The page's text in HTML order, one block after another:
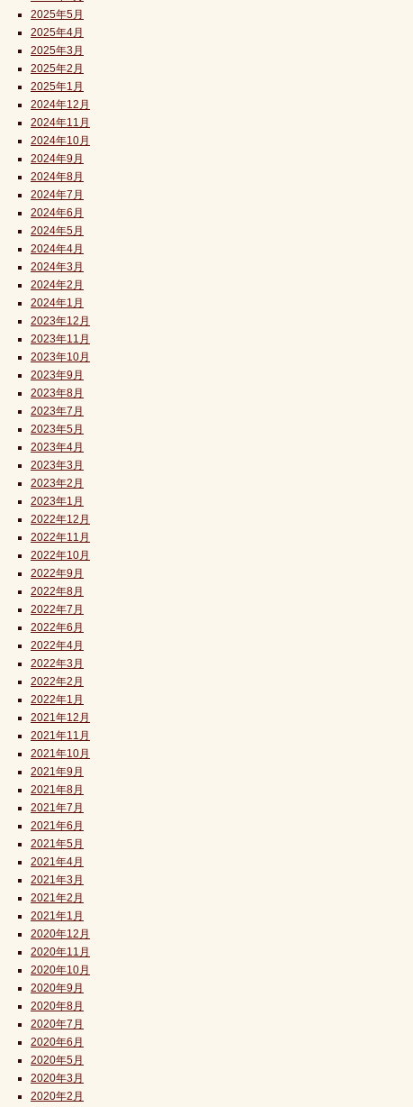
2025年5月
2025年4月
2025年3月
2025年2月
2025年1月
2024年12月
2024年11月
2024年10月
2024年9月
2024年8月
2024年7月
2024年6月
2024年5月
2024年4月
2024年3月
2024年2月
2024年1月
2023年12月
2023年11月
2023年10月
2023年9月
2023年8月
2023年7月
2023年5月
2023年4月
2023年3月
2023年2月
2023年1月
2022年12月
2022年11月
2022年10月
2022年9月
2022年8月
2022年7月
2022年6月
2022年4月
2022年3月
2022年2月
2022年1月
2021年12月
2021年11月
2021年10月
2021年9月
2021年8月
2021年7月
2021年6月
2021年5月
2021年4月
2021年3月
2021年2月
2021年1月
2020年12月
2020年11月
2020年10月
2020年9月
2020年8月
2020年7月
2020年6月
2020年5月
2020年3月
2020年2月